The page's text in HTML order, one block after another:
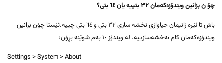
چۆ ن بزانین ویندۆزەکەمان ٣٢ بتییە یان ٦٤ بتی؟
باش تا ئێرە زانیمان جیاوازی نخشە سازی ٣٢ بتی و ٦٤ بتی چییە.ئێستا چۆن بزانین
ویندۆزەکەمان کام نەخشەسازییە. لە ویندۆز ١٠ بەم شوێنە بڕۆن:
Settings > System > About